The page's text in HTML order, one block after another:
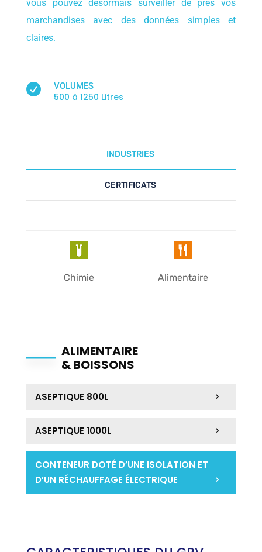
vous pouvez désormais surveiller de près vos
marchandises avec des données simples et
claires.
 VOLUMES
500 à 1250 Litres
INDUSTRIES
CERTIFICATS
Chimie Alimentaire
ALIMENTAIRE
& BOISSONS
ASEPTIQUE 800L
ASEPTIQUE 1000L
CONTENEUR DOTÉ D’UNE ISOLATION ET
D’UN RÉCHAUFFAGE ÉLECTRIQUE